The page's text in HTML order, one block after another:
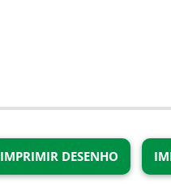
IMPRIMIR DESENHO